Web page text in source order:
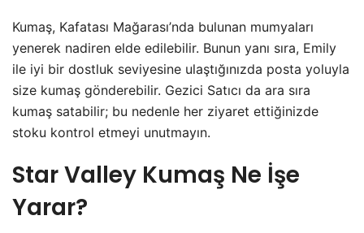
Kumaş, Kafatası Mağarası’nda bulunan mumyaları
yenerek nadiren elde edilebilir. Bunun yanı sıra, Emily
ile iyi bir dostluk seviyesine ulaştığınızda posta yoluyla
size kumaş gönderebilir. Gezici Satıcı da ara sıra
kumaş satabilir; bu nedenle her ziyaret ettiğinizde
stoku kontrol etmeyi unutmayın.
Star Valley Kumaş Ne İşe
Yarar?